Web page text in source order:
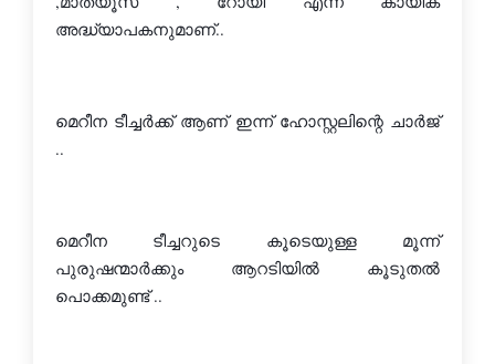
അദ്ധ്യാപകനുമാണ്..
മെറീന ടീച്ചര്‍ക്ക് ആണ് ഇന്ന് ഹോസ്റ്റലിന്റെ ചാര്‍ജ്
..
മെറീന ടീച്ചറുടെ കൂടെയുള്ള മൂന്ന്
പുരുഷന്മാര്‍ക്കും ആറടിയില്‍ കൂടുതല്‍
പൊക്കമുണ്ട് ..